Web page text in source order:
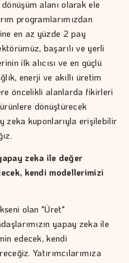
alanı olarak ele
programlarımızdan
en az yüzde 2 pay
başarılı ve yerli
ilk alıcısı ve en güçlü
enerji ve akıllı üretim
öncelikli alanlarda fikirleri
dönüştürecek
zeka kuponlarıyla erişilebilir
zeka ile değer
kendi modellerimizi
olan "Üret"
yapay zeka ile
edecek, kendi
Yatırımcılarımıza